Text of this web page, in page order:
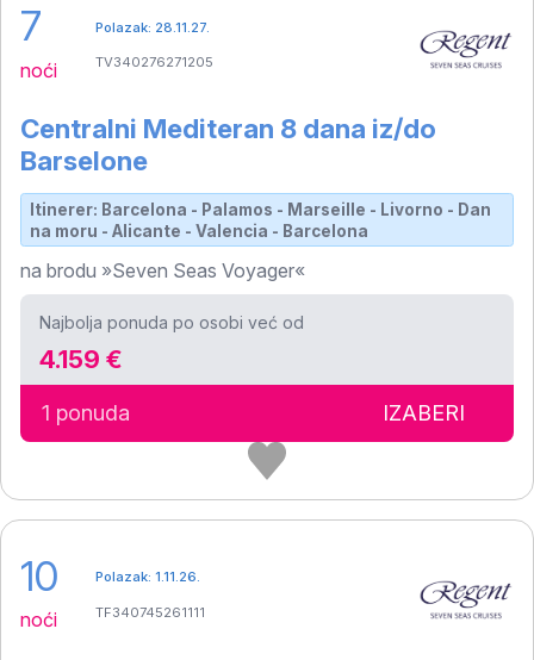
7
noći
Centralni Mediteran 8 dana iz/do
Barselone
Itinerer: Barcelona - Palamos - Marseille - Livorno - Dan
na moru - Alicante - Valencia - Barcelona
na brodu »Seven Seas Voyager«
Polazak: 28.11.27.
TV340276271205
Najbolja ponuda po osobi već od
4.159 €
1 ponuda IZABERI
10
noći
Polazak: 1.11.26.
TF340745261111